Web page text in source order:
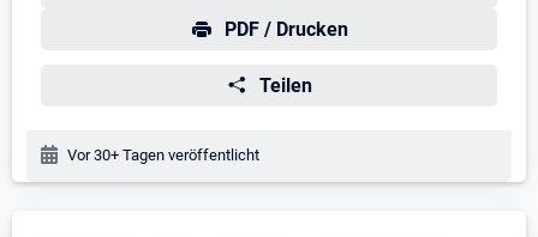
PDF / Drucken
Teilen
Veröffentlichungsdatum:
Vor 30+ Tagen veröffentlicht